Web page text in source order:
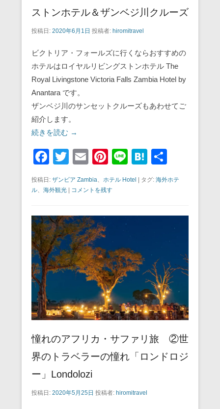
ストンホテル＆ザンベジ川クルーズ
投稿日: 2020年6月1日 投稿者: hiromitravel
ビクトリア・フォールズに行くならおすすめの
ホテルはロイヤルリビングストンホテル The
Royal Livingstone Victoria Falls Zambia Hotel by
Anantara です。
ザンベジ川のサンセットクルーズもあわせてご
紹介します。
続きを読む →
F
a
c
b
o
o
k
T
wi
tt
E
ail
Pi
er
st
Li
H
at
e
a
投稿日: ザンビア Zambia ホテル Hotel | タグ: 海外ホテ
ル
海外観光 | コメントを残す
憧れのアフリカ・サファリ旅 ②世
界のトラベラーの憧れ「ロンドロジ
ー」Londolozi
投稿日: 2020年5月25日 投稿者: hiromitravel